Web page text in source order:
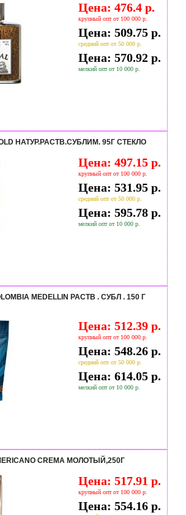
Цена: 476.4 р.
крупный опт от 100 000 р.
Цена: 509.75 р.
средний опт от 50 000 р.
Цена: 570.92 р.
мелкий опт от 10 000 р.
НАТУР.РАСТВ.СУБЛИМ. 95Г СТЕКЛО
Цена: 497.15 р.
крупный опт от 100 000 р.
Цена: 531.95 р.
средний опт от 50 000 р.
Цена: 595.78 р.
мелкий опт от 10 000 р.
MEDELLIN РАСТВ . СУБЛ . 150 Г
Цена: 512.39 р.
крупный опт от 100 000 р.
Цена: 548.26 р.
средний опт от 50 000 р.
Цена: 614.05 р.
мелкий опт от 10 000 р.
CREMA МОЛОТЫЙ,250Г
Цена: 517.91 р.
крупный опт от 100 000 р.
Цена: 554.16 р.